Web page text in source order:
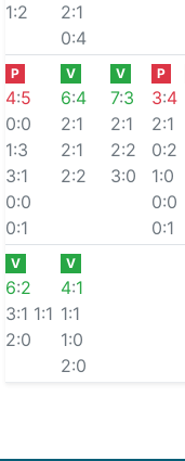
1:2
2:1
0:4
P
4:5
0:0
1:3
3:1
0:0
0:1
V
6:4
2:1
2:1
2:2
V
7:3
2:1
2:2
3:0
P
3:4
2:1
0:2
1:0
0:0
0:1
V
6:2
3:1 1:1
2:0
V
4:1
1:1
1:0
2:0